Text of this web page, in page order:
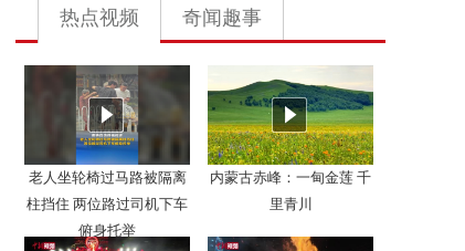
热点视频 奇闻趣事
老人坐轮椅过马路被隔离
柱挡住 两位路过司机下车
俯身托举
内蒙古赤峰：一甸金莲 千
里青川